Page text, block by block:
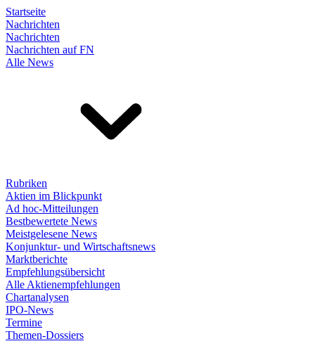
Startseite
Nachrichten
Nachrichten
Nachrichten auf FN
Alle News
Rubriken
Aktien im Blickpunkt
Ad hoc-Mitteilungen
Bestbewertete News
Meistgelesene News
Konjunktur- und Wirtschaftsnews
Marktberichte
Empfehlungsübersicht
Alle Aktienempfehlungen
Chartanalysen
IPO-News
Termine
Themen-Dossiers